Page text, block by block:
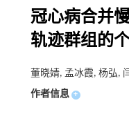
冠心病合并
轨迹群组的
董晓婧, 孟冰霞, 杨弘,
作者信息 +